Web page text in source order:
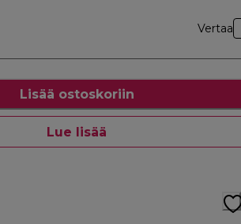
Vertaa
Lisää ostoskoriin
Lue lisää